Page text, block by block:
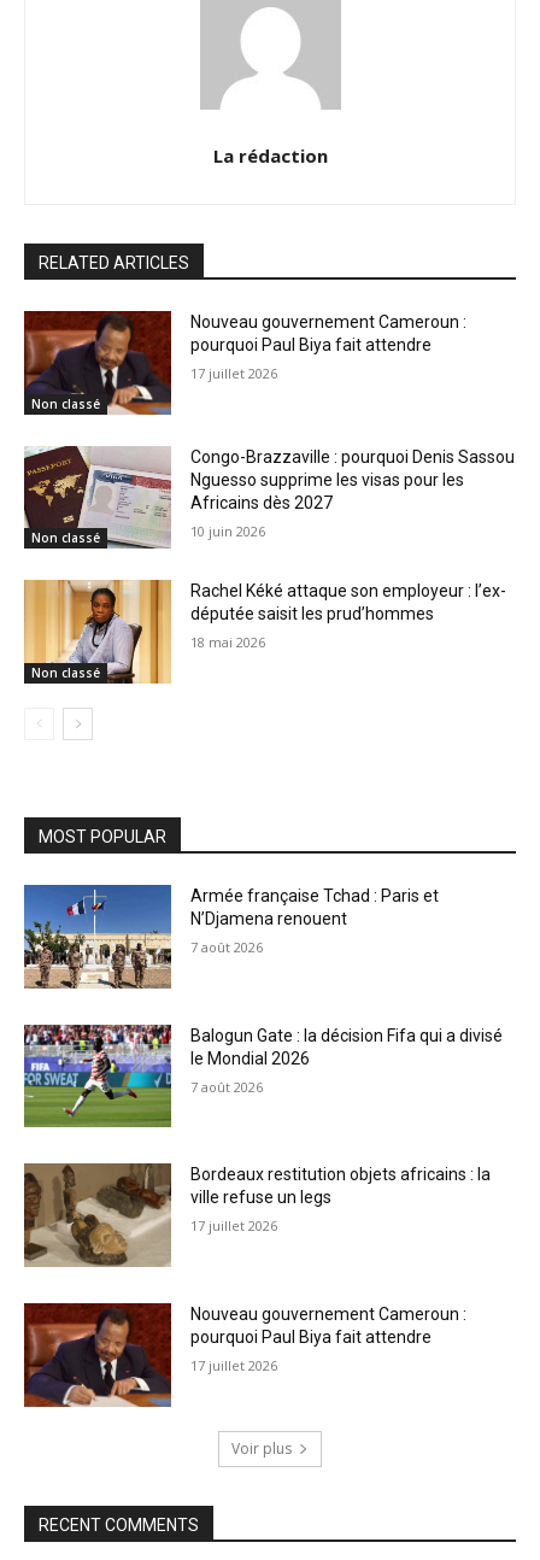
La rédaction
RELATED ARTICLES
Non classé
Nouveau gouvernement Cameroun :
pourquoi Paul Biya fait attendre
17 juillet 2026
Non classé
Congo-Brazzaville : pourquoi Denis Sassou
Nguesso supprime les visas pour les
Africains dès 2027
10 juin 2026
Non classé
Rachel Kéké attaque son employeur : l’ex-
députée saisit les prud’hommes
18 mai 2026
MOST POPULAR
Armée française Tchad : Paris et
N’Djamena renouent
7 août 2026
Balogun Gate : la décision Fifa qui a divisé
le Mondial 2026
7 août 2026
Bordeaux restitution objets africains : la
ville refuse un legs
17 juillet 2026
Nouveau gouvernement Cameroun :
pourquoi Paul Biya fait attendre
17 juillet 2026
Voir plus
RECENT COMMENTS